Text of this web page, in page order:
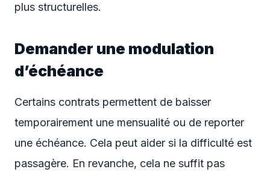
plus structurelles.
Demander une modulation
d’échéance
Certains contrats permettent de baisser
temporairement une mensualité ou de reporter
une échéance. Cela peut aider si la difficulté est
passagère. En revanche, cela ne suffit pas